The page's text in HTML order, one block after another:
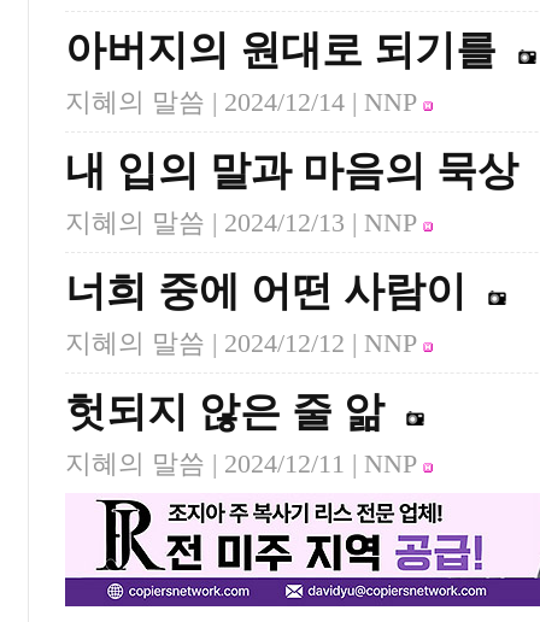
아버지의 원대로 되기를
지혜의 말씀 | 2024/12/14 | NNP
내 입의 말과 마음의 묵상
지혜의 말씀 | 2024/12/13 | NNP
너희 중에 어떤 사람이
지혜의 말씀 | 2024/12/12 | NNP
헛되지 않은 줄 앎
지혜의 말씀 | 2024/12/11 | NNP